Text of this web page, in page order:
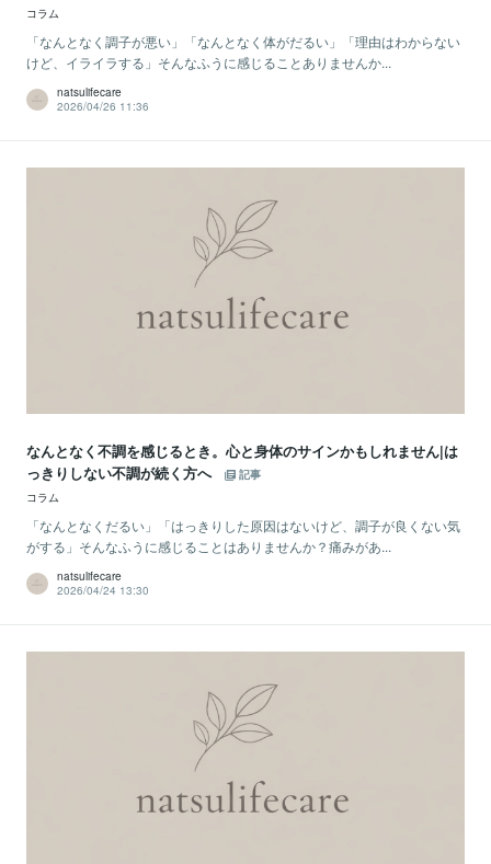
コラム
「なんとなく調子が悪い」「なんとなく体がだるい」「理由はわからない
けど、イライラする」そんなふうに感じることありませんか...
natsulifecare
2026/04/26 11:36
なんとなく不調を感じるとき。心と身体のサインかもしれません|は
っきりしない不調が続く方へ
記事
コラム
「なんとなくだるい」「はっきりした原因はないけど、調子が良くない気
がする」そんなふうに感じることはありませんか？痛みがあ...
natsulifecare
2026/04/24 13:30